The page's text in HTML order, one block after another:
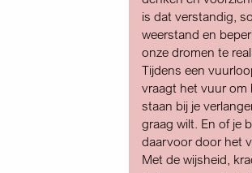
is dat verstandig,
weerstand en
onze dromen te
Tijdens een
vraagt het vuur om
staan bij je
graag wilt. En of je
daarvoor door het
Met de wijsheid,